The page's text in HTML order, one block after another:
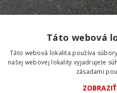
Táto webová
Táto webová lokalita používa
našej webovej lokality vyjadrujete
zásadami